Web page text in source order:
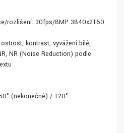
rozlišení: 30fps/8MP 3840x2160
kontrast, vyvážení bílé,
NR (Noise Reduction) podle
(nekonečné) / 120°